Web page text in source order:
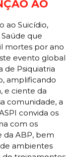
AO
ao Suicídio,
que
mortes por ano
evento global
de Psiquiatria
amplificando
e ciente da
comunidade, a
convida os
com os
da ABP, bem
ambientes